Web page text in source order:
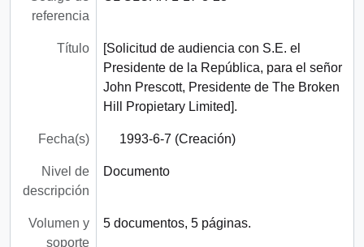
referencia
Título
[Solicitud de audiencia con S.E. el
Presidente de la República, para el señor
John Prescott, Presidente de The Broken
Hill Propietary Limited].
Fecha(s) 1993-6-7 (Creación)
Nivel de
descripción
Documento
Volumen y
soporte
5 documentos, 5 páginas.